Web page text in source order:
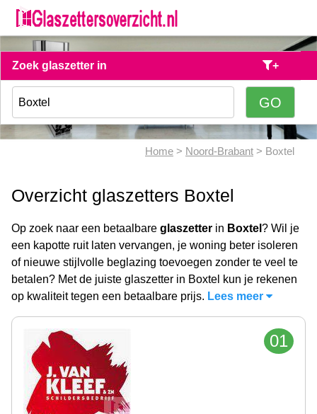
Zoek glaszetter in +
Home > Noord-Brabant > Boxtel
Overzicht glaszetters Boxtel
Op zoek naar een betaalbare glaszetter in Boxtel ? Wil je
een kapotte ruit laten vervangen, je woning beter isoleren
of nieuwe stijlvolle beglazing toevoegen zonder te veel te
betalen? Met de juiste glaszetter in Boxtel kun je rekenen
op kwaliteit tegen een betaalbare prijs. Lees meer
01